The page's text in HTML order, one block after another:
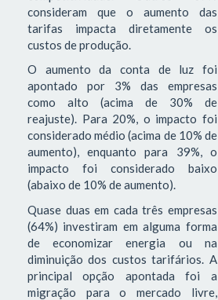
consideram que o aumento das
tarifas impacta diretamente os
custos de produção.
O aumento da conta de luz foi
apontado por 3% das empresas
como alto (acima de 30% de
reajuste). Para 20%, o impacto foi
considerado médio (acima de 10% de
aumento), enquanto para 39%, o
impacto foi considerado baixo
(abaixo de 10% de aumento).
Quase duas em cada três empresas
(64%) investiram em alguma forma
de economizar energia ou na
diminuição dos custos tarifários. A
principal opção apontada foi a
migração para o mercado livre,